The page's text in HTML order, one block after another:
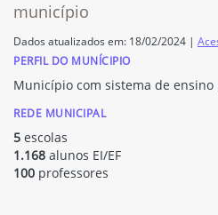
município
Dados atualizados em: 18/02/2024 |
PERFIL DO MUNÍCIPIO
Município com sistema de
REDE MUNICIPAL
5 escolas
1.168 alunos EI/EF
100 professores